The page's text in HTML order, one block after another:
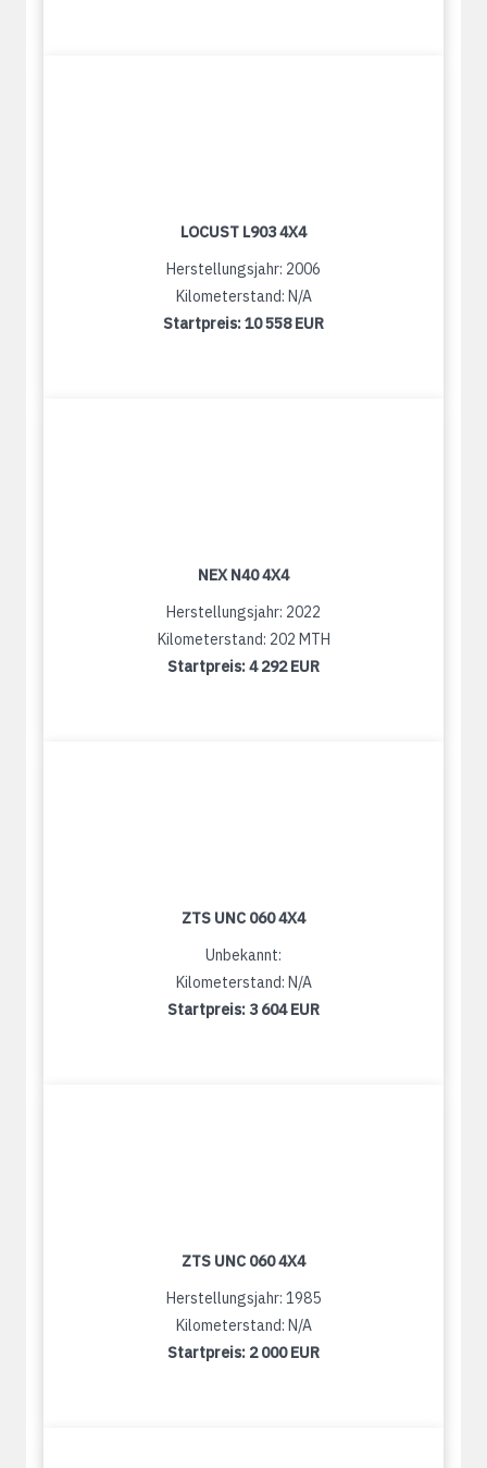
LOCUST L903 4X4
Herstellungsjahr: 2006
Kilometerstand: N/A
Startpreis:10 558 EUR
NEX N40 4X4
Herstellungsjahr: 2022
Kilometerstand: 202 MTH
Startpreis:4 292 EUR
ZTS UNC 060 4X4
Unbekannt:
Kilometerstand: N/A
Startpreis: 3 604 EUR
ZTS UNC 060 4X4
Herstellungsjahr: 1985
Kilometerstand: N/A
Startpreis: 2 000 EUR